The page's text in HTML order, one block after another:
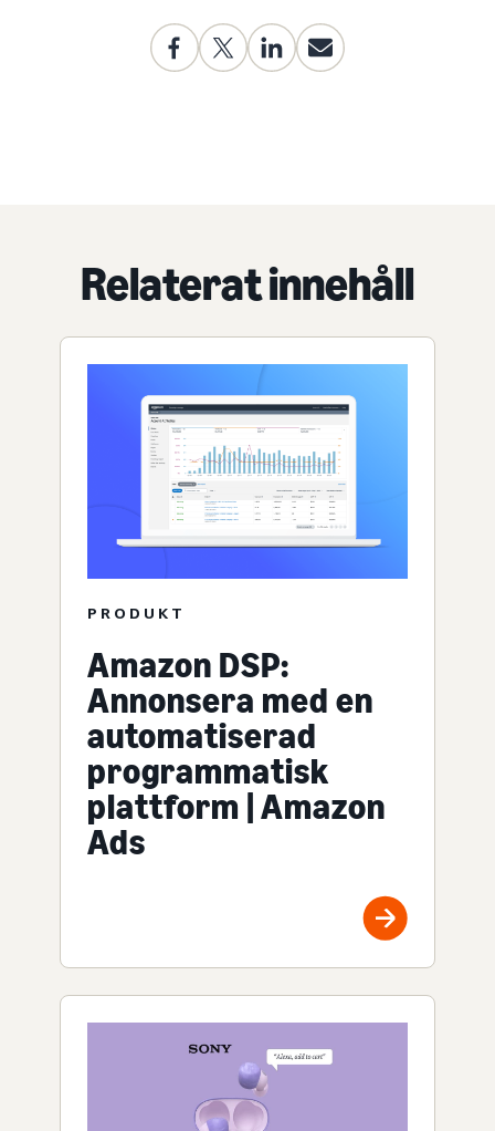
Relaterat innehåll
PRODUKT
Amazon DSP:
Annonsera med en
automatiserad
programmatisk
plattform | Amazon
Ads